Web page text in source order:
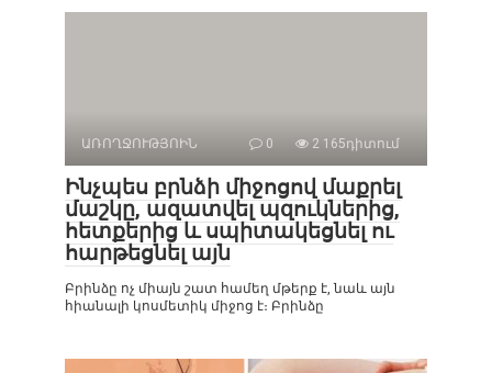
ԱՌՈՂՋՈՒԹՅՈԻՆ 0 2 165դիտում
Ինչպես բրնձի միջոցով մաքրել
մաշկը, ազատվել պզուկներից,
հետքերից և սպիտակեցնել ու
հարթեցնել այն
Բրինձը ոչ միայն շատ համեղ մթերք է, նաև այն
հիանալի կոսմետիկ միջոց է։ Բրինձը